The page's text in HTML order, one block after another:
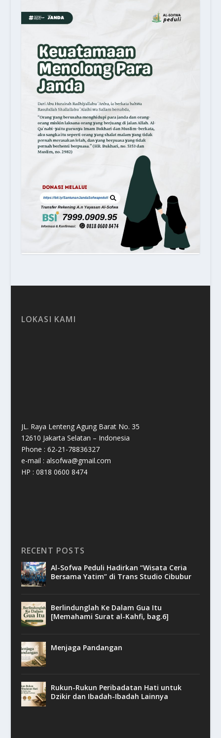
LOKASI KAMI
JL. Raya Lenteng Agung Barat No. 35
12610 Jakarta Selatan – Indonesia
Phone : 62-21-78836327
e-mail : alsofwa@gmail.com
HP : 0818 0600 8474
RECENT POSTS
Al-Sofwa Peduli Hadirkan “Wisata Ceria
Bersama Yatim” di Trans Studio Cibubur
Berlindunglah Ke Dalam Gua Itu
[Memahami Surat al-Kahfi, bag.6]
Menjaga Pandangan
Rukun-Rukun Peribadatan Hati untuk
Dzikir dan Ibadah-Ibadah Lainnya